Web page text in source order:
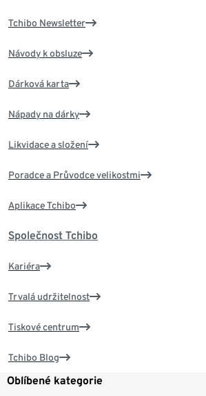
Tchibo Newsletter
Návody k obsluze
Dárková karta
Nápady na dárky
Likvidace a složení
Poradce a Průvodce velikostmi
Aplikace Tchibo
Společnost Tchibo
Kariéra
Trvalá udržitelnost
Tiskové centrum
Tchibo Blog
Oblíbené kategorie